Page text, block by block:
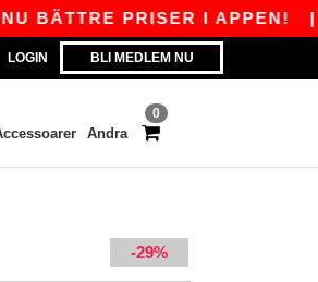
PRISER I APPEN!|VÅR
LOGIN BLI MEDLEM NU
0
Andra
-29%